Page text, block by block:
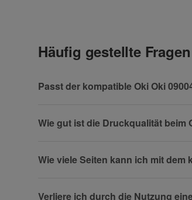
Häufig gestellte Fragen
Passt der kompatible Oki Oki
Wie gut ist die Druckqualität beim
Wie viele Seiten kann ich mit dem
Verliere ich durch die Nutzung